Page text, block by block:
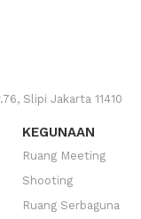
Slipi Jakarta 11410
KEGUNAAN
Ruang Meeting
Shooting
Ruang Serbaguna